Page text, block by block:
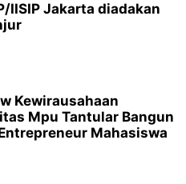
IISIP Jakarta diadakan
Kewirausahaan
Mpu Tantular Bangun
Mahasiswa